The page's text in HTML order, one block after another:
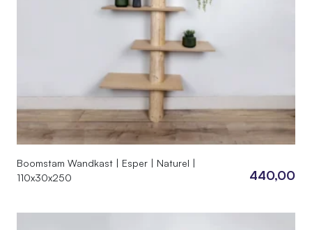
Boomstam Wandkast | Esper | Naturel |
110x30x250
440,00